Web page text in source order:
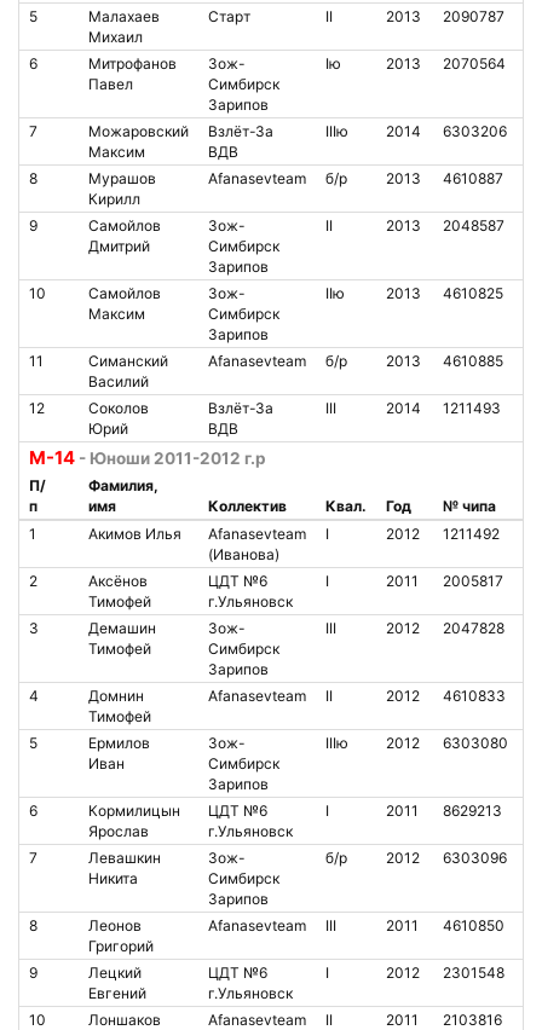
5
Малахаев
Михаил
Старт II 2013 2090787
6
Митрофанов
Павел
Зож-
Симбирск
Зарипов
Iю 2013 2070564
7
Можаровский
Максим
Взлёт-За
ВДВ
IIIю 2014 6303206
8
Мурашов
Кирилл
Afanasevteam б/р 2013 4610887
9
Самойлов
Дмитрий
Зож-
Симбирск
Зарипов
II 2013 2048587
10
Самойлов
Максим
Зож-
Симбирск
Зарипов
IIю 2013 4610825
11
Симанский
Василий
Afanasevteam б/р 2013 4610885
12
Соколов
Юрий
Взлёт-За
ВДВ
III 2014 1211493
М-14 - Юноши 2011-2012 г.р
П/
п
Фамилия,
имя
Коллектив Квал. Год № чипа
1
Акимов Илья
Afanasevteam
(Иванова)
I 2012 1211492
2
Аксёнов
Тимофей
ЦДТ №6
г.Ульяновск
I 2011 2005817
3
Демашин
Тимофей
Зож-
Симбирск
Зарипов
III 2012 2047828
4
Домнин
Тимофей
Afanasevteam II 2012 4610833
5
Ермилов
Иван
Зож-
Симбирск
Зарипов
IIIю 2012 6303080
6
Кормилицын
Ярослав
ЦДТ №6
г.Ульяновск
I 2011 8629213
7
Левашкин
Никита
Зож-
Симбирск
Зарипов
б/р 2012 6303096
8
Леонов
Григорий
Afanasevteam III 2011 4610850
9
Лецкий
Евгений
ЦДТ №6
г.Ульяновск
I 2012 2301548
10
Лоншаков
Afanasevteam
II 2011 2103816